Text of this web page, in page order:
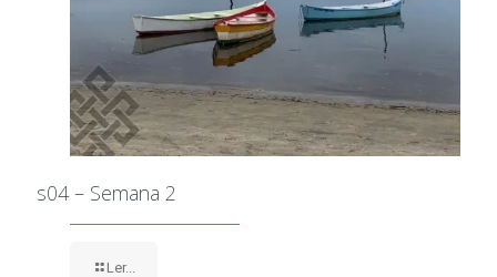
s04 – Semana 2
Ler...